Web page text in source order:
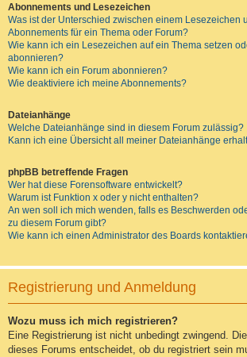
Abonnements und Lesezeichen
Was ist der Unterschied zwischen einem Lesezeichen
Abonnements für ein Thema oder Forum?
Wie kann ich ein Lesezeichen auf ein Thema setzen
abonnieren?
Wie kann ich ein Forum abonnieren?
Wie deaktiviere ich meine Abonnements?
Dateianhänge
Welche Dateianhänge sind in diesem Forum zulässig?
Kann ich eine Übersicht all meiner Dateianhänge
phpBB betreffende Fragen
Wer hat diese Forensoftware entwickelt?
Warum ist Funktion x oder y nicht enthalten?
An wen soll ich mich wenden, falls es Beschwerden
zu diesem Forum gibt?
Wie kann ich einen Administrator des Boards
Registrierung und Anmeldung
Wozu muss ich mich registrieren?
Eine Registrierung ist nicht unbedingt zwingend.
dieses Forums entscheidet, ob du registriert sein